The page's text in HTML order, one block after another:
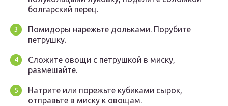
болгарский перец.
Помидоры нарежьте дольками. Порубите
петрушку.
Сложите овощи с петрушкой в миску,
размешайте.
Натрите или порежьте кубиками сырок,
отправьте в миску к овощам.